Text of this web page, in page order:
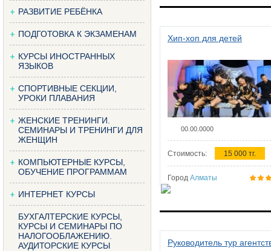
РАЗВИТИЕ РЕБЁНКА
ПОДГОТОВКА К ЭКЗАМЕНАМ
КУРСЫ ИНОСТРАННЫХ
ЯЗЫКОВ
СПОРТИВНЫЕ СЕКЦИИ,
УРОКИ ПЛАВАНИЯ
ЖЕНСКИЕ ТРЕНИНГИ.
СЕМИНАРЫ И ТРЕНИНГИ ДЛЯ
ЖЕНЩИН
КОМПЬЮТЕРНЫЕ КУРСЫ,
ОБУЧЕНИЕ ПРОГРАММАМ
ИНТЕРНЕТ КУРСЫ
БУХГАЛТЕРСКИЕ КУРСЫ,
КУРСЫ И СЕМИНАРЫ ПО
НАЛОГООБЛАЖЕНИЮ.
АУДИТОРСКИЕ КУРСЫ
Хип-хоп для детей
00.00.0000
Стоимость: 15 000 тг.
Город Алматы
Руководитель тур